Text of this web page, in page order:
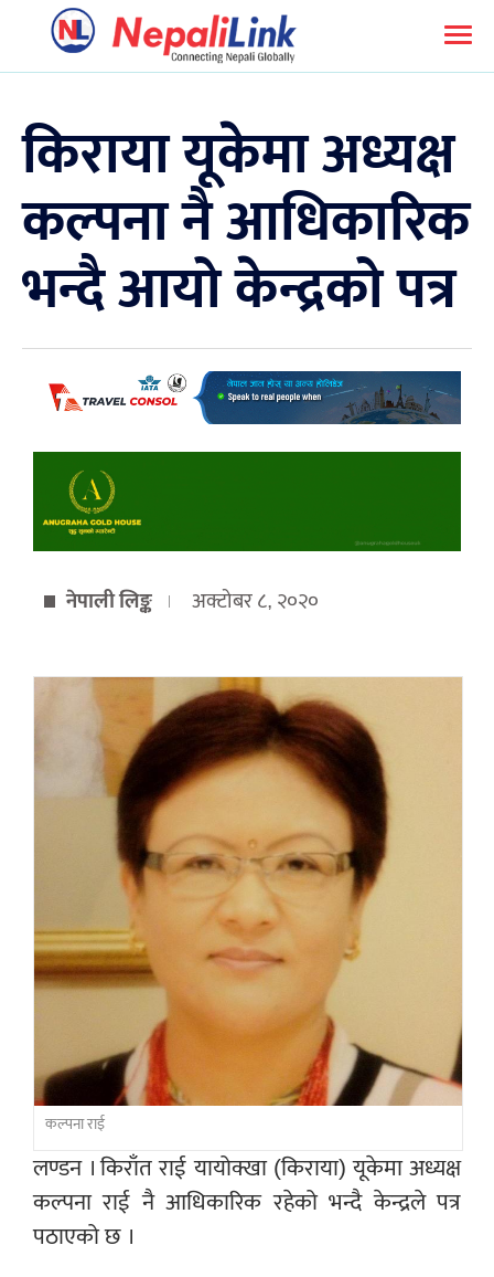
किराया यूकेमा अध्यक्ष
कल्पना नै आधिकारिक
भन्दै आयो केन्द्रको पत्र
नेपाली लिङ्क अक्टोबर ८, २०२०
कल्पना राई
लण्डन । किराँत राई यायोक्खा (किराया) यूकेमा अध्यक्ष
कल्पना राई नै आधिकारिक रहेको भन्दै केन्द्रले पत्र
पठाएको छ ।